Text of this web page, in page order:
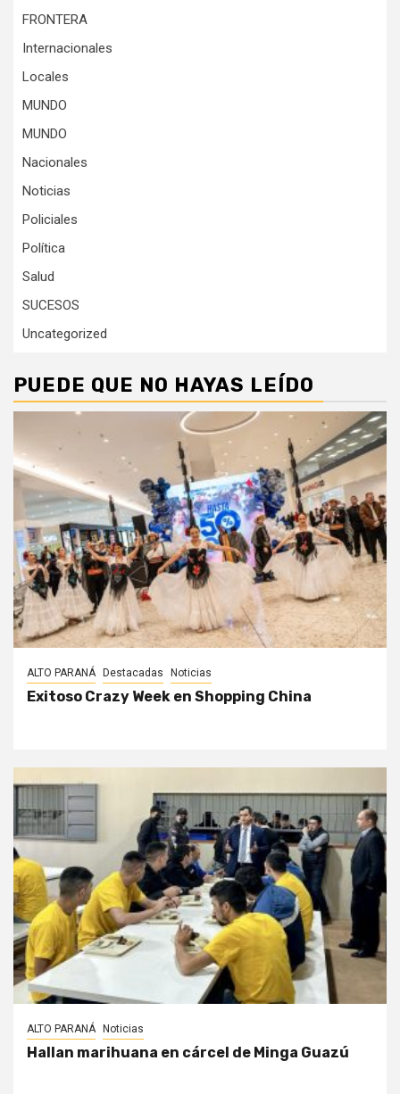
FRONTERA
Internacionales
Locales
MUNDO
MUNDO
Nacionales
Noticias
Policiales
Política
Salud
SUCESOS
Uncategorized
PUEDE QUE NO HAYAS LEÍDO
ALTO PARANÁ Destacadas Noticias
Exitoso Crazy Week en Shopping China
ALTO PARANÁ Noticias
Hallan marihuana en cárcel de Minga Guazú